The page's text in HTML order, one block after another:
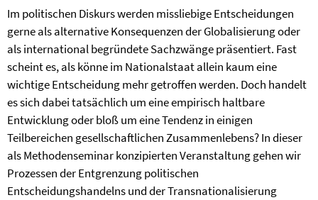
Im politischen Diskurs werden missliebige Entscheidungen
gerne als alternative Konsequenzen der Globalisierung oder
als international begründete Sachzwänge präsentiert. Fast
scheint es, als könne im Nationalstaat allein kaum eine
wichtige Entscheidung mehr getroffen werden. Doch handelt
es sich dabei tatsächlich um eine empirisch haltbare
Entwicklung oder bloß um eine Tendenz in einigen
Teilbereichen gesellschaftlichen Zusammenlebens? In dieser
als Methodenseminar konzipierten Veranstaltung gehen wir
Prozessen der Entgrenzung politischen
Entscheidungshandelns und der Transnationalisierung